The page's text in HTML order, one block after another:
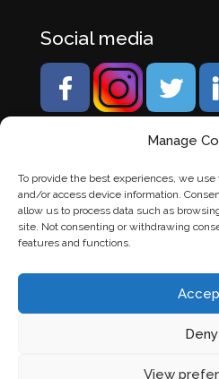
Manage
To provide the best experiences, we
and/or access device information.
allow us to process data such as
site. Not consenting or withdrawing
features and functions.
Deny
View
Social media
laten maken